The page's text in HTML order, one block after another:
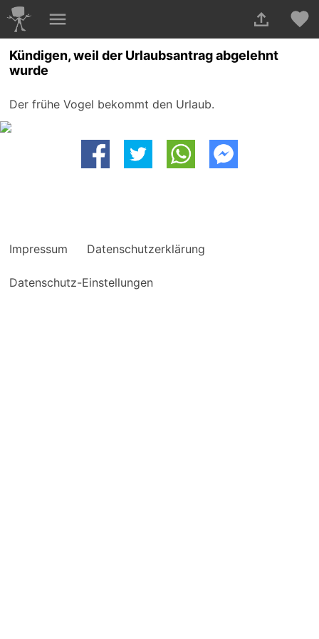
Kündigen, weil der Urlaubsantrag abgelehnt
wurde
Der frühe Vogel bekommt den Urlaub.
Impressum Datenschutzerklärung
Datenschutz-Einstellungen